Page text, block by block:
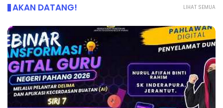
LIHAT SEMUA
AKAN DATANG!